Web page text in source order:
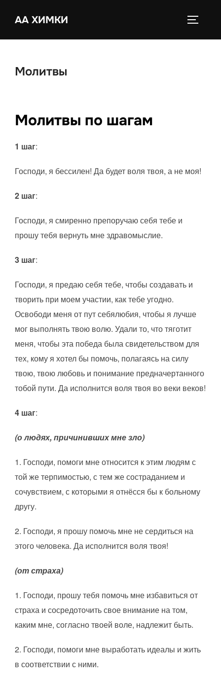
АА ХИМКИ
Молитвы
Молитвы по шагам
1 шаг:
Господи, я бессилен! Да будет воля твоя, а не моя!
2 шаг:
Господи, я смиренно препоручаю себя тебе и
прошу тебя вернуть мне здравомыслие.
3 шаг:
Господи, я предаю себя тебе, чтобы создавать и
творить при моем участии, как тебе угодно.
Освободи меня от пут себялюбия, чтобы я лучше
мог выполнять твою волю. Удали то, что тяготит
меня, чтобы эта победа была свидетельством для
тех, кому я хотел бы помочь, полагаясь на силу
твою, твою любовь и понимание предначертанного
тобой пути. Да исполнится воля твоя во веки веков!
4 шаг:
(о людях, причинивших мне зло)
1. Господи, помоги мне относится к этим людям с
той же терпимостью, с тем же состраданием и
сочувствием, с которыми я отнёсся бы к больному
другу.
2. Господи, я прошу помочь мне не сердиться на
этого человека. Да исполнится воля твоя!
(от страха)
1. Господи, прошу тебя помочь мне избавиться от
страха и сосредоточить свое внимание на том,
каким мне, согласно твоей воле, надлежит быть.
2. Господи, помоги мне выработать идеалы и жить
в соответствии с ними.